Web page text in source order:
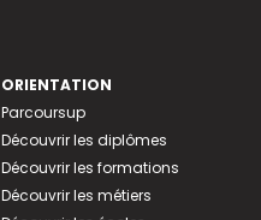
ORIENTATION
Parcoursup
Découvrir les diplômes
Découvrir les formations
Découvrir les métiers